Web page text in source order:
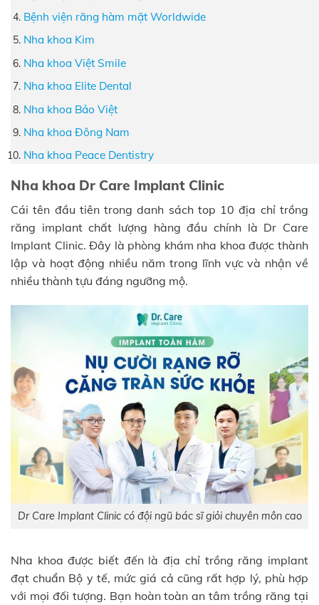
Bệnh viện răng hàm mặt Worldwide
Nha khoa Kim
Nha khoa Việt Smile
Nha khoa Elite Dental
Nha khoa Bảo Việt
Nha khoa Đông Nam
Nha khoa Peace Dentistry
Nha khoa Dr Care Implant Clinic
Cái tên đầu tiên trong danh sách top 10 địa chỉ trồng
răng implant chất lượng hàng đầu chính là Dr Care
Implant Clinic. Đây là phòng khám nha khoa được thành
lập và hoạt động nhiều năm trong lĩnh vực và nhận về
nhiều thành tựu đáng ngưỡng mộ.
Dr Care Implant Clinic có đội ngũ bác sĩ giỏi chuyên môn cao
Nha khoa được biết đến là địa chỉ trồng răng implant
đạt chuẩn Bộ y tế, mức giá cả cũng rất hợp lý, phù hợp
với mọi đối tượng. Bạn hoàn toàn an tâm trồng răng tại